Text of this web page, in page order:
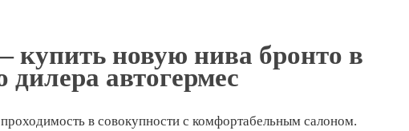
купить новую нива бронто в
автогермес
в совокупности с комфортабельным салоном.